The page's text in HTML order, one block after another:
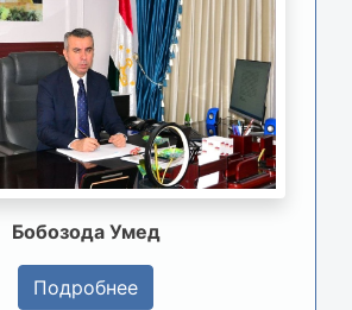
Бобозода Умед
Подробнее